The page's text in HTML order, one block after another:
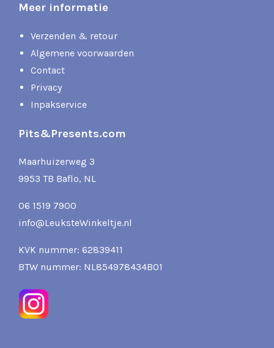
Meer informatie
Verzenden & retour
Algemene voorwaarden
Contact
Privacy
Inpakservice
Pits&Presents.com
Maarhuizerweg 3
9953 TB Baflo, NL
06 1519 7900
info@LeuksteWinkeltje.nl
KVK nummer: 62839411
BTW nummer: NL854978434B01